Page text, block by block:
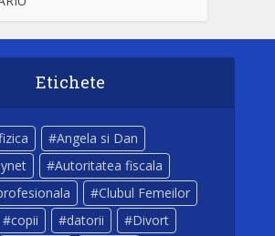
Etichete
Angela si Dan
Autoritatea fiscala
Clubul Femeilor
copii datorii
Divort